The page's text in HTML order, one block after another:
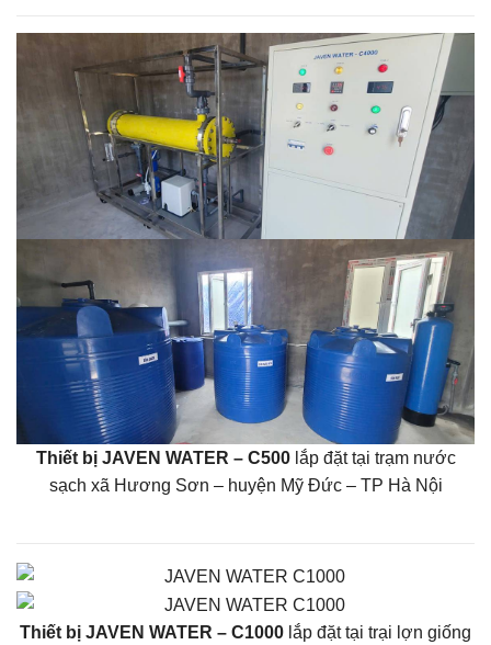
Thiết bị JAVEN WATER – C500lắp đặt tại trạm nước
sạch xã Hương Sơn – huyện Mỹ Đức – TP Hà Nội
Thiết bị JAVEN WATER – C1000 lắp đặt tại trại lợn giống